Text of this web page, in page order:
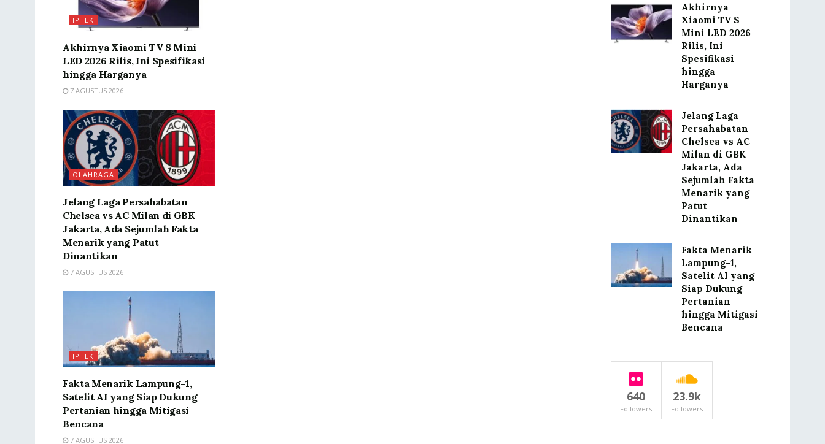
IPTEK
Akhirnya Xiaomi TV S Mini
LED 2026 Rilis, Ini Spesifikasi
hingga Harganya
7 AGUSTUS 2026
OLAHRAGA
Jelang Laga Persahabatan
Chelsea vs AC Milan di GBK
Jakarta, Ada Sejumlah Fakta
Menarik yang Patut
Dinantikan
7 AGUSTUS 2026
IPTEK
Fakta Menarik Lampung-1,
Satelit AI yang Siap Dukung
Pertanian hingga Mitigasi
Bencana
7 AGUSTUS 2026
Akhirnya
Xiaomi TV S
Mini LED 2026
Rilis, Ini
Spesifikasi
hingga
Harganya
Jelang Laga
Persahabatan
Chelsea vs AC
Milan di GBK
Jakarta, Ada
Sejumlah Fakta
Menarik yang
Patut
Dinantikan
Fakta Menarik
Lampung-1,
Satelit AI yang
Siap Dukung
Pertanian
hingga Mitigasi
Bencana
640
Followers
23.9k
Followers